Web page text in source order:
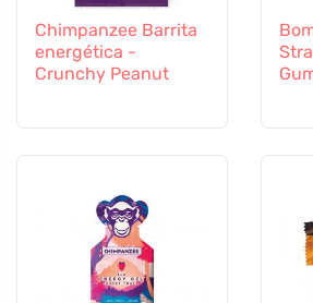
Chimpanzee Barrita
energética -
Crunchy Peanut